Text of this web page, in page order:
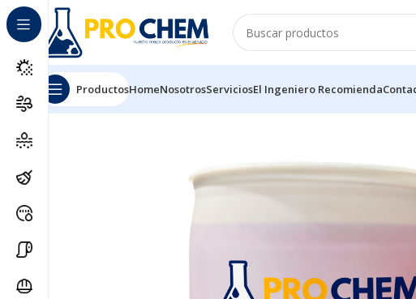
ProductosHomeNosotrosServiciosEl Ingeniero Recomienda
Inicio SOLUCIONES DE LIMPIEZA